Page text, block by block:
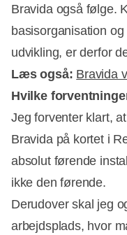
Bravida også følge.
basisorganisation
udvikling, er derfor
Læs også: Bravida
Hvilke
Jeg forventer klart,
Bravida på kortet i
absolut førende
ikke den førende.
Derudover skal jeg
arbejdsplads, hvor